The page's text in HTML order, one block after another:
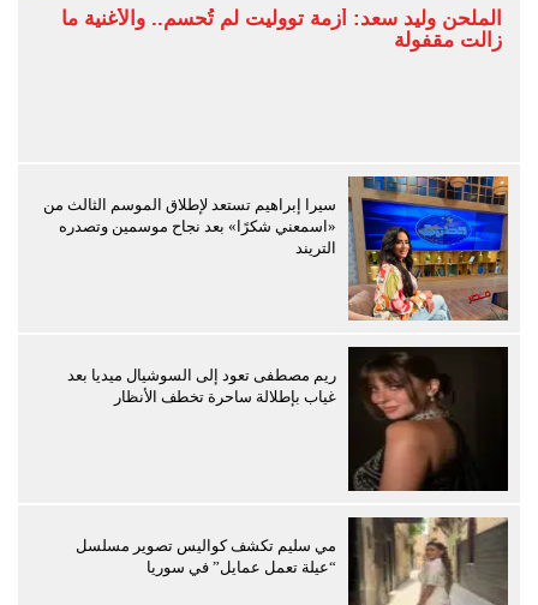
الملحن وليد سعد: أزمة تووليت لم تُحسم.. والأغنية ما
زالت مقفولة
سيرا إبراهيم تستعد لإطلاق الموسم الثالث من
«اسمعني شكرًا» بعد نجاح موسمين وتصدره
التريند
ريم مصطفى تعود إلى السوشيال ميديا بعد
غياب بإطلالة ساحرة تخطف الأنظار
مي سليم تكشف كواليس تصوير مسلسل
“عيلة تعمل عمايل” في سوريا